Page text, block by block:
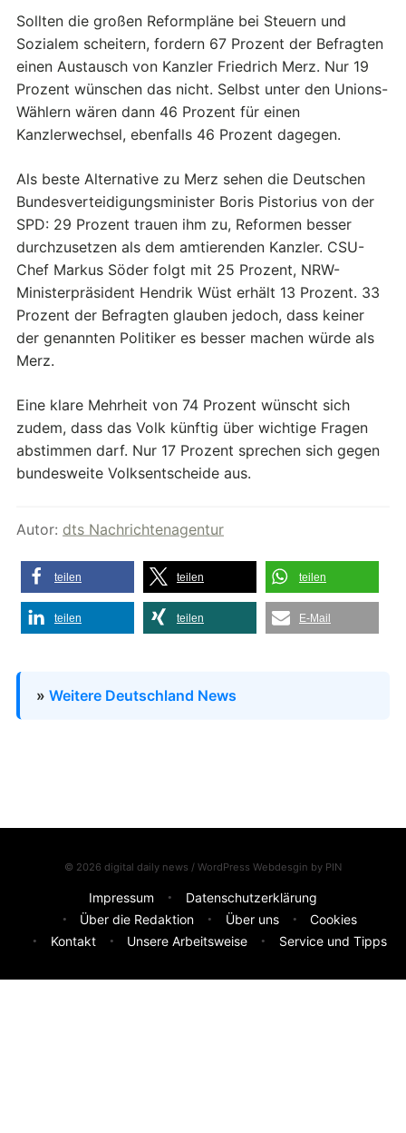
Sollten die großen Reformpläne bei Steuern und
Sozialem scheitern, fordern 67 Prozent der Befragten
einen Austausch von Kanzler Friedrich Merz. Nur 19
Prozent wünschen das nicht. Selbst unter den Unions-
Wählern wären dann 46 Prozent für einen
Kanzlerwechsel, ebenfalls 46 Prozent dagegen.
Als beste Alternative zu Merz sehen die Deutschen
Bundesverteidigungsminister Boris Pistorius von der
SPD: 29 Prozent trauen ihm zu, Reformen besser
durchzusetzen als dem amtierenden Kanzler. CSU-
Chef Markus Söder folgt mit 25 Prozent, NRW-
Ministerpräsident Hendrik Wüst erhält 13 Prozent. 33
Prozent der Befragten glauben jedoch, dass keiner
der genannten Politiker es besser machen würde als
Merz.
Eine klare Mehrheit von 74 Prozent wünscht sich
zudem, dass das Volk künftig über wichtige Fragen
abstimmen darf. Nur 17 Prozent sprechen sich gegen
bundesweite Volksentscheide aus.
Autor: dts Nachrichtenagentur
teilen teilen teilen
teilen teilen E-Mail
» Weitere Deutschland News
© 2026 digital daily news / WordPress Webdesgin by PIN
Impressum
Datenschutzerklärung
Über die Redaktion
Über uns
Cookies
Kontakt
Unsere Arbeitsweise Service und Tipps